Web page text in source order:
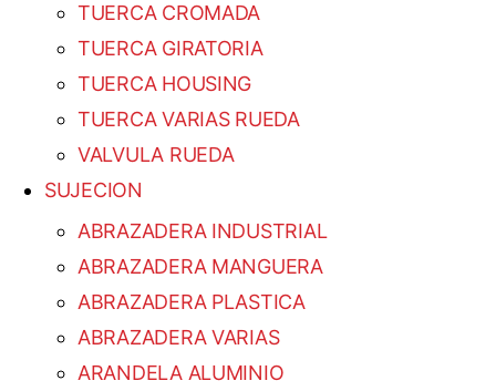
TUERCA CROMADA
TUERCA GIRATORIA
TUERCA HOUSING
TUERCA VARIAS RUEDA
VALVULA RUEDA
SUJECION
ABRAZADERA INDUSTRIAL
ABRAZADERA MANGUERA
ABRAZADERA PLASTICA
ABRAZADERA VARIAS
ARANDELA ALUMINIO